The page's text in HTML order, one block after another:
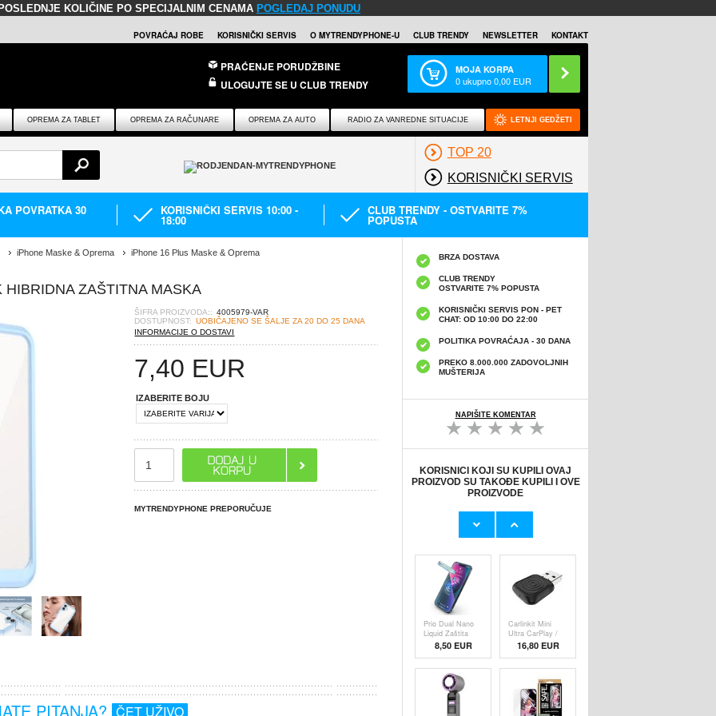
KOLIČINE PO SPECIJALNIM CENAMA POGLEDAJ PONUDU
POVRAĆAJ ROBE KORISNIČKI SERVIS O MYTRENDYPHONE-U CLUB TRENDY NEWSLETTER KONTAKT
PRAĆENJE PORUDŽBINE
ULOGUJTE SE U CLUB TRENDY
MOJA KORPA
0ukupno0,00 EUR
OPREMA ZA TABLET OPREMA ZA RAČUNARE OPREMA ZA AUTO RADIO ZA VANREDNE SITUACIJE LETNJI GEDŽETI
TOP 20
KORISNIČKI SERVIS
POVRATKA 30 KORISNIČKI SERVIS 10:00 -
18:00
CLUB TRENDY - OSTVARITE 7%
POPUSTA
iPhone Maske & Oprema iPhone 16 Plus Maske & Oprema
ZAŠTITNA MASKA
ŠIFRA PROIZVODA:: 4005979-VAR
DOSTUPNOST: UOBIČAJENO SE ŠALJE ZA 20 DO 25 DANA
INFORMACIJE O DOSTAVI
7,40 EUR
IZABERITE BOJU
MYTRENDYPHONE PREPORUČUJE
PITANJA? ČET UŽIVO
BRZA DOSTAVA
CLUB TRENDY
OSTVARITE 7% POPUSTA
KORISNIČKI SERVIS PON - PET
CHAT: OD 10:00 DO 22:00
POLITIKA POVRAĆAJA - 30 DANA
PREKO 8.000.000 ZADOVOLJNIH
MUŠTERIJA
NAPIŠITE KOMENTAR
KORISNICI KOJI SU KUPILI OVAJ
PROIZVOD SU TAKOĐE KUPILI I OVE
PROIZVODE
Originalni Apple
Originalni Apple
Prio Dual Nano
Liquid Zaštita
8,50 EUR
Carlinkit Mini
Ultra CarPlay /
16,80 EUR